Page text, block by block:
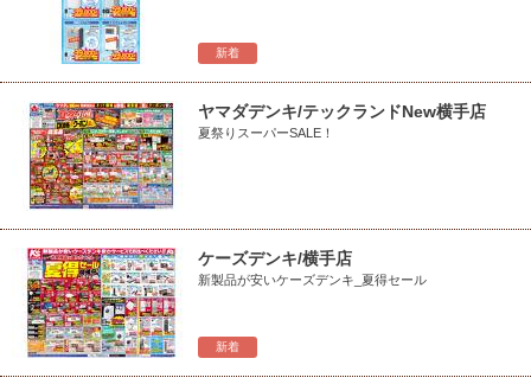
新着
ヤマダデンキ/テックランドNew横手店
夏祭りスーパーSALE！
新着
ケーズデンキ/横手店
新製品が安いケーズデンキ_夏得セール